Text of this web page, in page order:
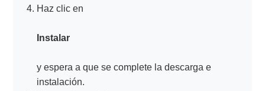
Haz clic en
Instalar
y espera a que se complete la descarga e
instalación.